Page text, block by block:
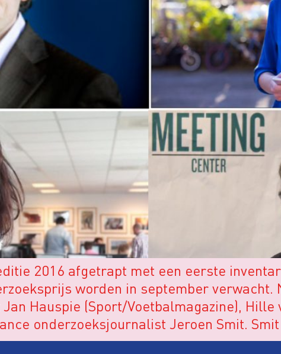
2016 afgetrapt met een eerste
worden in september
Hauspie (Sport/Voetbalmagazine),
onderzoeksjournalist Jeroen Smit.